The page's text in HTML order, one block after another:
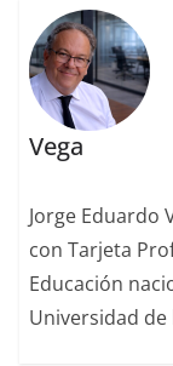
Vega
Jorge Eduardo
con Tarjeta
Educación
Universidad de